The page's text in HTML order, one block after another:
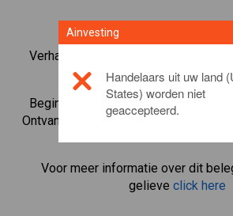
Verhandel meer dan 1000
het CFD-handelsplatform van
Begin met het handelen in CFD's in
Ontvang realtime koersen en ontvang
Voor meer informatie over dit
gelieve click here
Ainvesting
Handelaars uit uw land
States) worden niet
geaccepteerd.